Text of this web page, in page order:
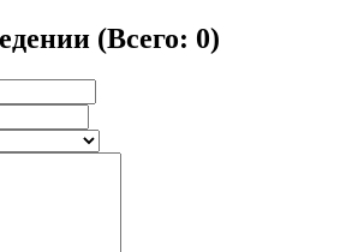
(Всего: 0)